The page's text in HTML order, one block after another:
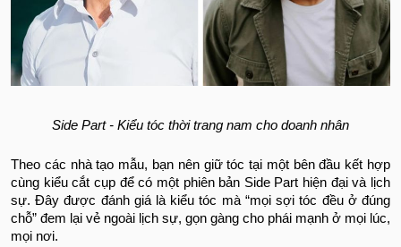
Side Part - Kiểu tóc thời trang nam cho doanh nhân
Theo các nhà tạo mẫu, bạn nên giữ tóc tại một bên đầu kết hợp
cùng kiểu cắt cụp để có một phiên bản Side Part hiện đại và lịch
sự. Đây được đánh giá là kiểu tóc mà “mọi sợi tóc đều ở đúng
chỗ” đem lại vẻ ngoài lịch sự, gọn gàng cho phái mạnh ở mọi lúc,
mọi nơi.